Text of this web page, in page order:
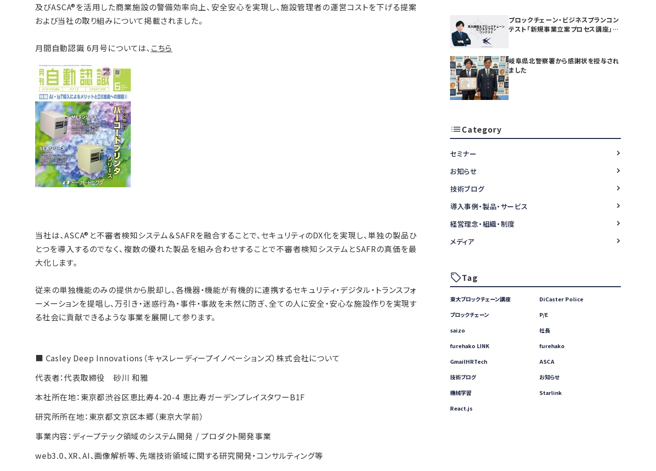
及びASCA®を活用した商業施設の警備効率向上、安全安心を実現し、施設管理者の運営コストを下げる提案
および当社の取り組みについて掲載されました。
月間自動認識 6月号については、 こちら
当社は、ASCA®と不審者検知システム＆SAFRを融合することで、セキュリティのDX化を実現し、単独の製品ひ
とつを導入するのでなく、複数の優れた製品を組み合わせすることで不審者検知システムとSAFRの真価を最
大化します。
従来の単独機能のみの提供から脱却し、各機器・機能が有機的に連携するセキュリティ・デジタル・トランスフォ
ーメーションを提唱し、万引き・迷惑行為・事件・事故を未然に防ぎ、全ての人に安全・安心な施設作りを実現す
る社会に貢献できるような事業を展開して参ります。
■ Casley Deep Innovations（キャスレーディープイノベーションズ）株式会社について
代表者：代表取締役 砂川 和雅
本社所在地：東京都渋谷区恵比寿4-20-4 恵比寿ガーデンプレイスタワーB1F
研究所所在地：東京都文京区本郷（東京大学前）
事業内容：ディープテック領域のシステム開発 / プロダクト開発事業
web3.0、XR、AI、画像解析等、先端技術領域に関する研究開発・コンサルティング等
ブロックチェーン・ビジネスプランコン
テスト「新規事業立案プロセス講座」を
岐阜県北警察署から感謝状を授与され
ました
Category
セミナー
お知らせ
技術ブログ
導入事例・製品・サービス
経営理念・組織・制度
メディア
Tag
東大ブロックチェーン講座
DiCaster Police
ブロックチェーン
P/E
saizo
社長
furehako LINK
furehako
GmailHRTech
ASCA
技術ブログ
お知らせ
機械学習
Starlink
React.js